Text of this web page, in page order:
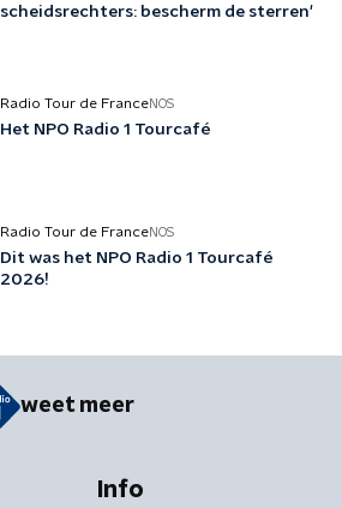
scheidsrechters: bescherm de sterren'
Radio Tour de FranceNOS
Het NPO Radio 1 Tourcafé
Radio Tour de FranceNOS
Dit was het NPO Radio 1 Tourcafé
2026!
weet meer
Info